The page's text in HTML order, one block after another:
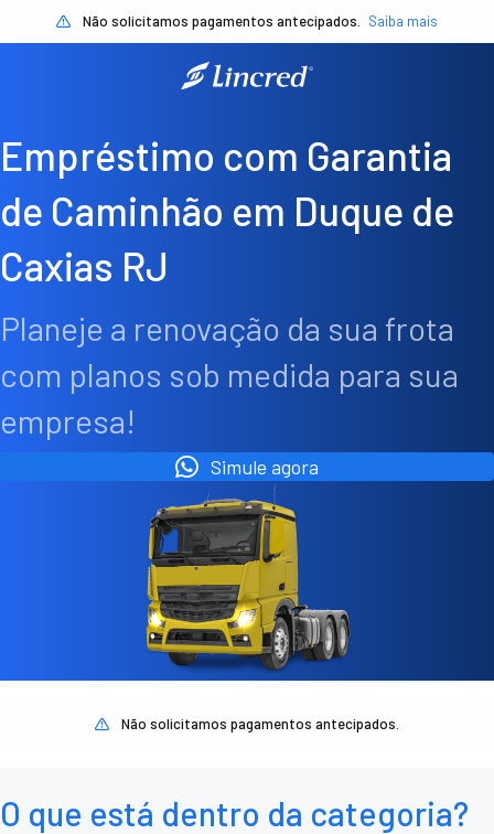
Não solicitamos pagamentos antecipados. Saiba mais
Empréstimo com Garantia
de Caminhão em Duque de
Caxias RJ
Planeje a renovação da sua frota
com planos sob medida para sua
empresa!
Simule agora
Não solicitamos pagamentos antecipados.
O que está dentro da categoria?